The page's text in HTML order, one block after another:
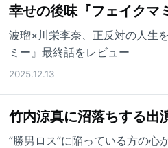
幸せの後味『フェイクマ
波瑠×川栄李奈、正反対の人生
ミー』最終話をレビュー
2025.12.13
竹内涼真に沼落ちする出
”勝男ロス”に陥っている方の